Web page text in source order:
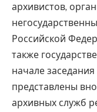
архивистов,
Российской
также
начале
представлены
архивных служб